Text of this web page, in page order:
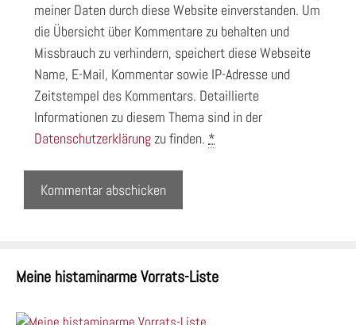
meiner Daten durch diese Website einverstanden. Um
die Übersicht über Kommentare zu behalten und
Missbrauch zu verhindern, speichert diese Webseite
Name, E-Mail, Kommentar sowie IP-Adresse und
Zeitstempel des Kommentars. Detaillierte
Informationen zu diesem Thema sind in der
Datenschutzerklärungzu finden. *
Meine histaminarme Vorrats-Liste